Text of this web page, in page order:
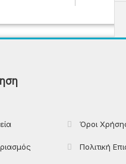
Πουκάμισα
Ρούχα Εργασίας
Όροι
Πολιτική